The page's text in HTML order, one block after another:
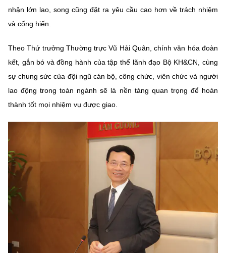
nhận lớn lao, song cũng đặt ra yêu cầu cao hơn về trách nhiệm
và cống hiến.
Theo Thứ trưởng Thường trực Vũ Hải Quân, chính văn hóa đoàn
kết, gắn bó và đồng hành của tập thể lãnh đạo Bộ KH&CN, cùng
sự chung sức của đội ngũ cán bộ, công chức, viên chức và người
lao động trong toàn ngành sẽ là nền tảng quan trọng để hoàn
thành tốt mọi nhiệm vụ được giao.